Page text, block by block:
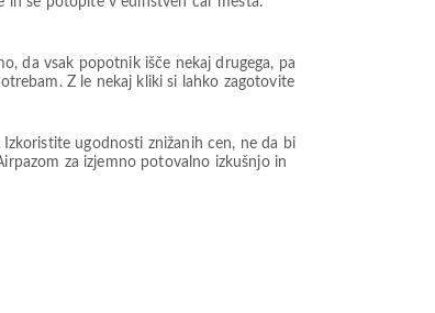
da vsak popotnik išče nekaj drugega, pa
Z le nekaj kliki si lahko zagotovite
ugodnosti znižanih cen, ne da bi
za izjemno potovalno izkušnjo in